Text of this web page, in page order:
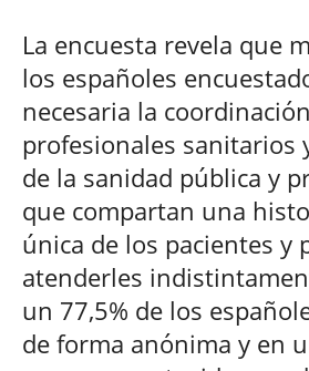
La encuesta revela que
los españoles
necesaria la
profesionales sanitarios
de la sanidad pública y
que compartan una
única de los pacientes y
atenderles
un 77,5% de los
de forma anónima y en